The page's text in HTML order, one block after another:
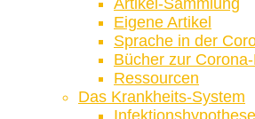
Eigene Artikel
Sprache in der
Bücher zur
Ressourcen
Das Krankheits-System
Infektionshypothese